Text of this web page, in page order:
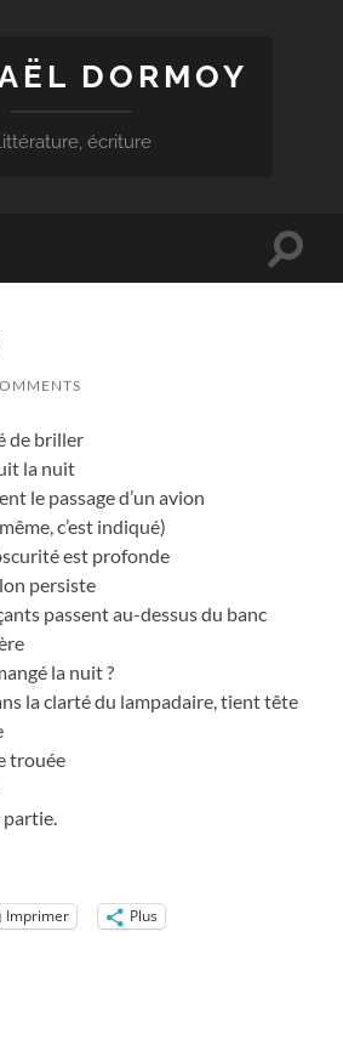
DORMOY
écriture
Toggle
de briller
la nuit
le passage d’un avion
c’est indiqué)
est profonde
persiste
passent au-dessus du banc
la nuit ?
la clarté du lampadaire, tient tête
trouée
Imprimer Plus